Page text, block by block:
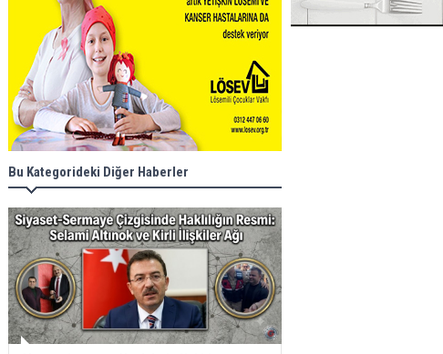
Bu Kategorideki Diğer Haberler